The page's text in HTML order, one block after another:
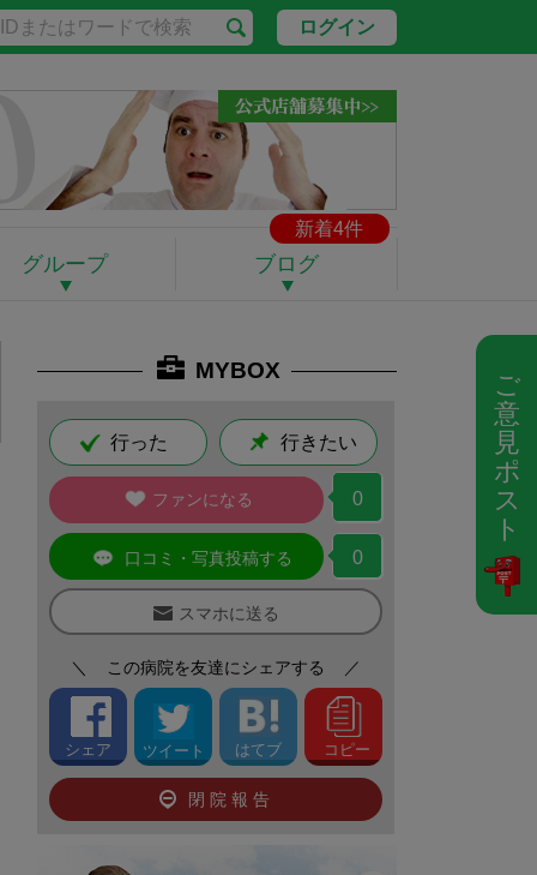
ご
意
見
ポ
ス
ト
ログイン
新着4件
グループ ブログ
MYBOX
行った 行きたい
ファンになる 0
口コミ・写真投稿する 0
スマホに送る
＼ この病院を友達にシェアする ／
シェア ツイート はてブ コピー
閉院報告